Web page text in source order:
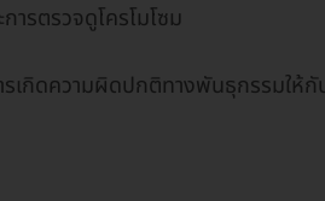
รตรวจดูโครโมโซม
เกิดความผิดปกติทางพันธุกรรมให้